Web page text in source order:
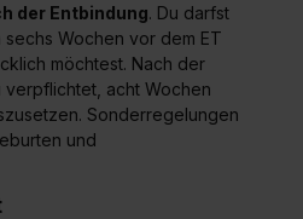
der Entbindung. Du darfst
Wochen vor dem ET
möchtest. Nach der
acht Wochen
Sonderregelungen
und